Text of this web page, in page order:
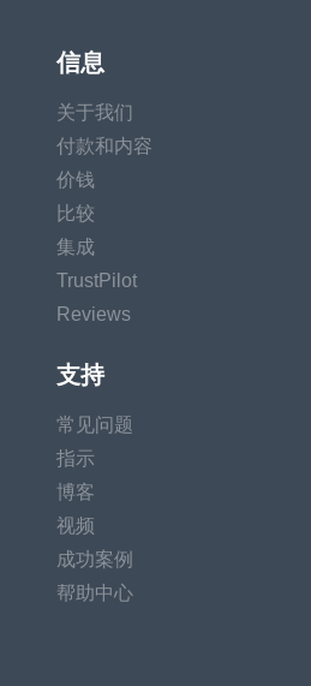
信息
关于我们
付款和内容
价钱
比较
集成
TrustPilot
Reviews
支持
常见问题
指示
博客
视频
成功案例
帮助中心